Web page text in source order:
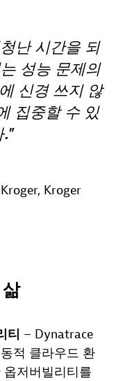
난 시간을 되
성능 문제의
신경 쓰지 않
집중할 수 있
, Kroger
티 – Dynatrace
적 클라우드 환
저버빌리티를